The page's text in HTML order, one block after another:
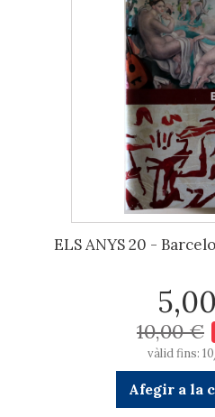
ELS ANYS 20 -
10,00 €
vàlid fins:
Afegir a la